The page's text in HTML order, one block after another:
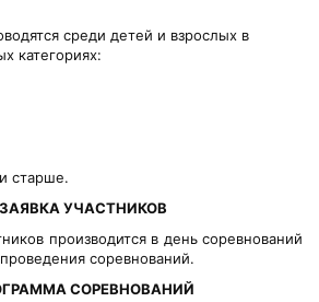
среди детей и взрослых в
категориях:
старше.
ЗАЯВКА УЧАСТНИКОВ
производится в день соревнований
соревнований.
СОРЕВНОВАНИЙ